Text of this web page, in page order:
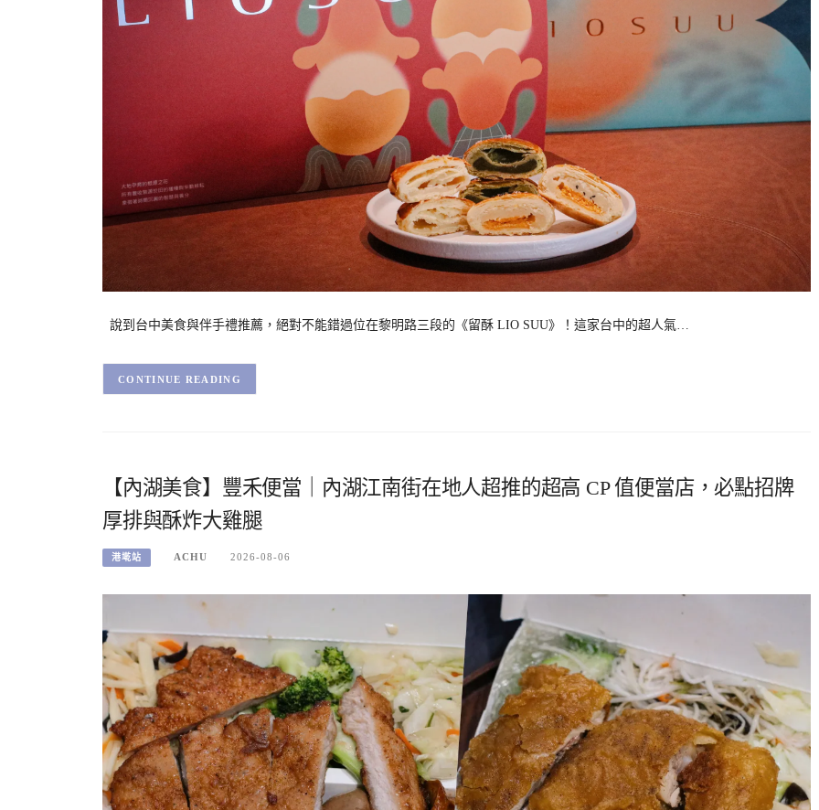
說到台中美食與伴手禮推薦，絕對不能錯過位在黎明路三段的《留酥 LIO SUU》！這家台中的超人氣…
CONTINUE READING
【內湖美食】豐禾便當｜內湖江南街在地人超推的超高 CP 值便當店，必點招牌
厚排與酥炸大雞腿
港墘站 ACHU 2026-08-06